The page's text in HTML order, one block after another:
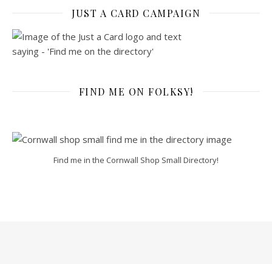
JUST A CARD CAMPAIGN
FIND ME ON FOLKSY!
Find me in the Cornwall Shop Small Directory!